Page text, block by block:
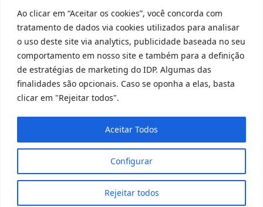
Ao clicar em “Aceitar os cookies”, você concorda com
tratamento de dados via cookies utilizados para analisar
o uso deste site via analytics, publicidade baseada no seu
comportamento em nosso site e também para a definição
de estratégias de marketing do IDP. Algumas das
finalidades são opcionais. Caso se oponha a elas, basta
clicar em "Rejeitar todos".
Configurar
Rejeitar todos
Aceitar Todos
Consulte aqui o cadastro da Instituição no Sistema e-
MEC
@ 2025 Todos Direitos Reservados